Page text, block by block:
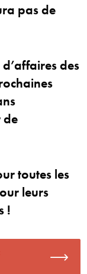
pas de
des
de
toutes les
leurs
!